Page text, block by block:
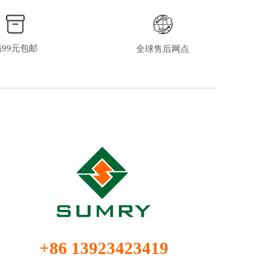
99元包邮 全球售后网点
+86 13923423419